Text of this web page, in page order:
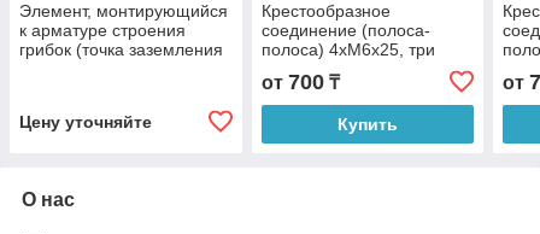
Элемент, монтирующийся
к арматуре строения
грибок (точка заземления
Цену уточняйте
Крестообразное
соединение (полоса-
полоса) 4xM6x25, три
пластины, B do 30 mm
от 700₸
Купить
от
О нас